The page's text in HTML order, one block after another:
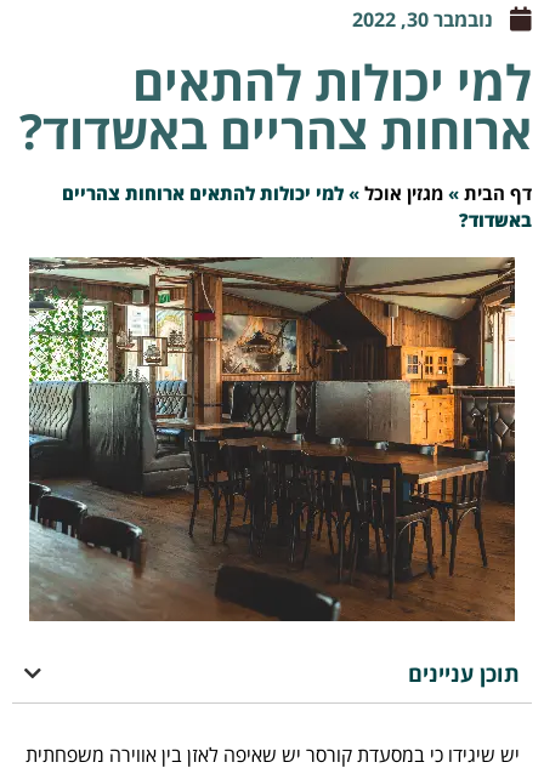
נובמבר 30, 2022
למי יכולות להתאים
ארוחות צהריים באשדוד?
דף הבית » מגזין אוכל » למי יכולות להתאים ארוחות צהריים
באשדוד?
תוכן עניינים
יש שיגידו כי במסעדת קורסר יש שאיפה לאזן בין אווירה משפחתית